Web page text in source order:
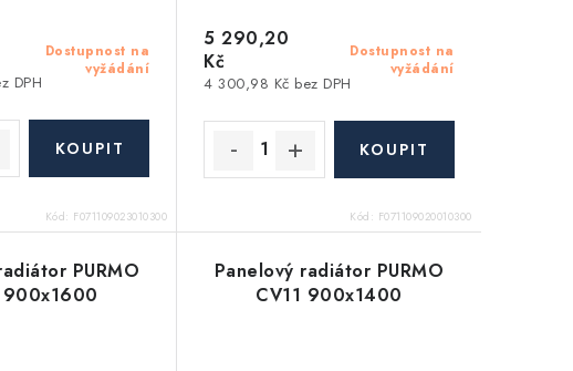
Dostupnost na
vyžádání
DPH
Kód: F071109023010300
Dostupnost na
vyžádání
4 300,98 Kč bez DPH
5 290,20
Kč
Kód: F071109020010300
PURMO
900x1600
Panelový radiátor PURMO
CV11 900x1400